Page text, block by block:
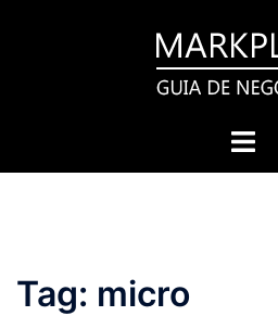
Toggle
Tag: micro